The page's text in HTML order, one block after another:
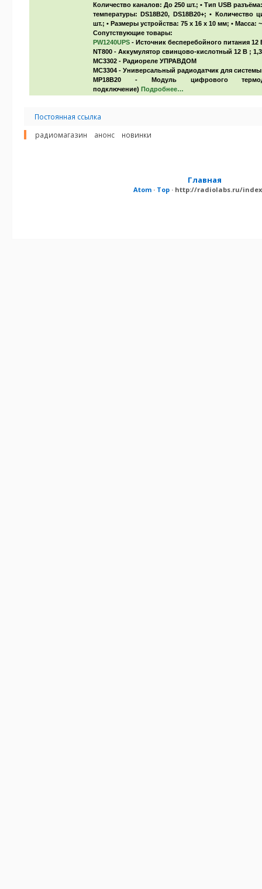
Количество каналов: До 250 шт.; • Тип USB
температуры: DS18B20,
DS18B20+; • Количество
шт.; • Размеры устройства: 75 x 16 x 10 мм; • Масса:
Сопутствующие товары:
PW1240UPS - Источник бесперебойного питания 12
NT800 - Аккумулятор свинцово-кислотный 12 В ;
MC3302 - Радиореле УПРАВДОМ
MC3304 - Универсальный радиодатчик для
MP18B20 - Модуль цифрового
подключение) Подробнее…
Постоянная ссылка
радиомагазин
анонс новинки
Главная
Atom · Top · http://radiolabs.ru/